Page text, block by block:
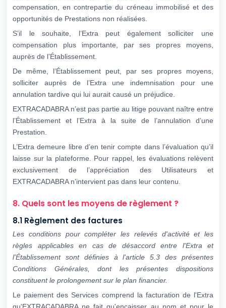
compensation, en contrepartie du créneau immobilisé et des
opportunités de Prestations non réalisées.
S’il le souhaite, l’Extra peut également solliciter une
compensation plus importante, par ses propres moyens,
auprès de l’Établissement.
De même, l’Établissement peut, par ses propres moyens,
solliciter auprès de l’Extra une indemnisation pour une
annulation tardive qui lui aurait causé un préjudice.
EXTRACADABRA n’est pas partie au litige pouvant naître entre
l’Établissement et l’Extra à la suite de l’annulation d’une
Prestation.
L’Extra demeure libre d’en tenir compte dans l’évaluation qu’il
laisse sur la plateforme. Pour rappel, les évaluations relèvent
exclusivement de l’appréciation des Utilisateurs et
EXTRACADABRA n’intervient pas dans leur contenu.
8. Quels sont les moyens de règlement ?
8.1 Règlement des factures
Les conditions pour compléter les relevés d'activité et les
règles applicables en cas de
désaccord entre l'Extra et
l'Établissement sont définies à l'article 5.3 des présentes
Conditions Générales, dont les présentes dispositions
constituent le prolongement sur le plan financier.
Le paiement des Services comprend la facturation de l'Extra